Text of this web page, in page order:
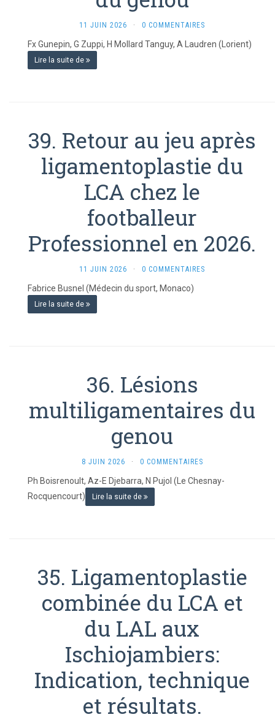
11 JUIN 2026 · 0 COMMENTAIRES
Fx Gunepin, G Zuppi, H Mollard Tanguy, A Laudren (Lorient)
Lire la suite de
39. Retour au jeu après
ligamentoplastie du
LCA chez le
footballeur
Professionnel en 2026.
11 JUIN 2026 · 0 COMMENTAIRES
Fabrice Busnel (Médecin du sport, Monaco)
Lire la suite de
36. Lésions
multiligamentaires du
genou
8 JUIN 2026 · 0 COMMENTAIRES
Ph Boisrenoult, Az-E Djebarra, N Pujol (Le Chesnay-
Rocquencourt)
Lire la suite de
35. Ligamentoplastie
combinée du LCA et
du LAL aux
Ischiojambiers:
Indication, technique
et résultats.